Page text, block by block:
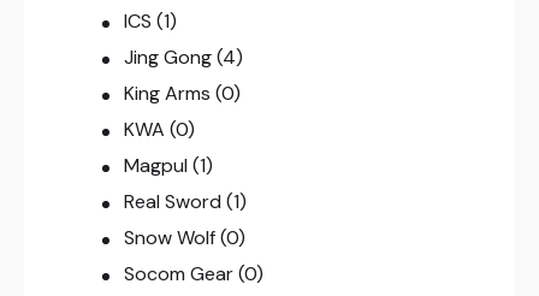
ICS (1)
Jing Gong (4)
King Arms (0)
KWA (0)
Magpul (1)
Real Sword (1)
Snow Wolf (0)
Socom Gear (0)